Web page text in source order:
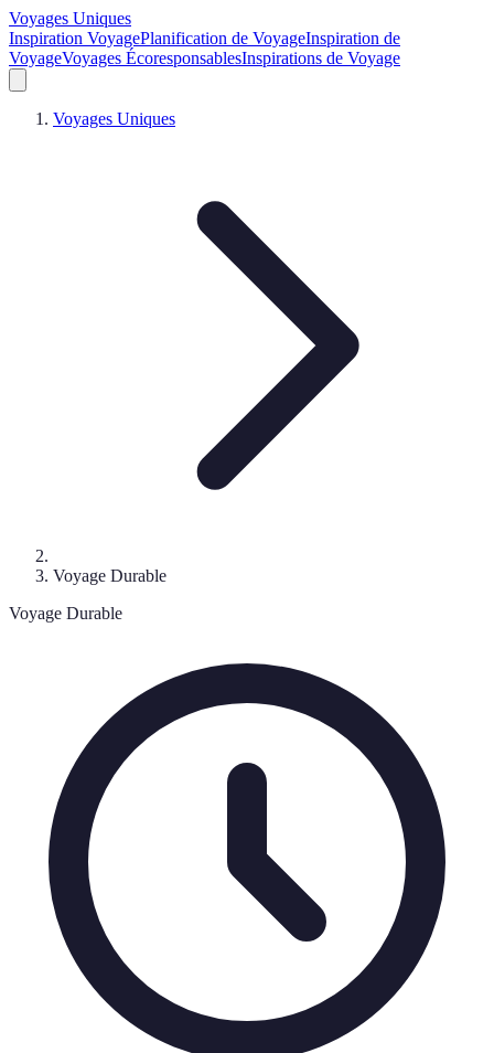
Voyages Uniques
Inspiration VoyagePlanification de VoyageInspiration de
VoyageVoyages ÉcoresponsablesInspirations de Voyage
Voyages Uniques
Voyage Durable
Voyage Durable